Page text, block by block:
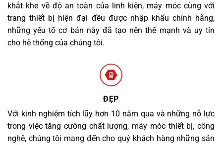
khắt khe về độ an toàn của linh kiện, máy móc cùng với
trang thiết bị hiện đại đều được nhập khẩu chính hãng,
những yếu tố cơ bản này đã tạo nên thế mạnh và uy tín
cho hệ thống của chúng tôi.
ĐẸP
Với kinh nghiệm tích lũy hơn 10 năm qua và những nỗ lực
trong việc tăng cường chất lượng, máy móc thiết bị, công
nghệ, chúng tôi mang đến cho quý khách hàng những sản